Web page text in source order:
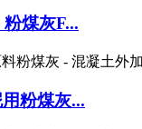
煤灰F...
粉煤灰...